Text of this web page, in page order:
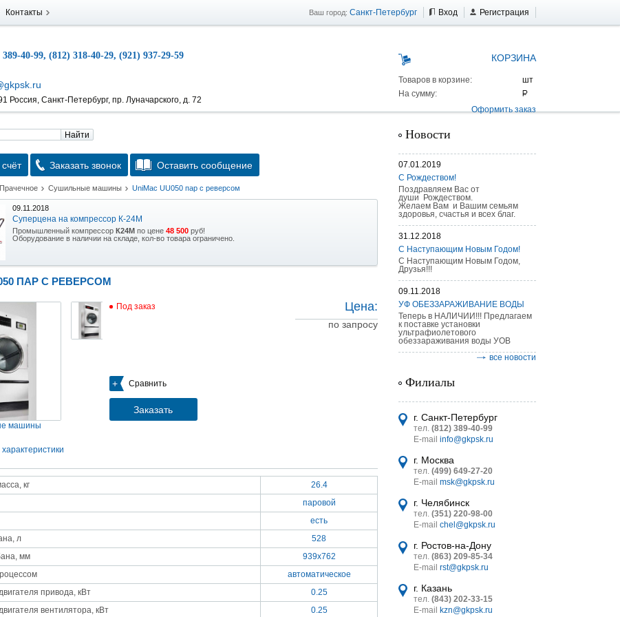
Контакты Ваш город: Санкт-Петербург Вход Регистрация
389-40-99, (812) 318-40-29, (921) 937-29-59
Россия, Санкт-Петербург, пр. Луначарского, д. 72
КОРЗИНА
Товаров в корзине:
На сумму:
Оформить заказ
Найти
Заказать звонок Оставить сообщение
Прачечное Сушильные машины UniMac UU050 пар с реверсом
09.11.2018
Суперцена на компрессор К-24М
Промышленный компрессор К24М по цене 48 500 руб!
Оборудование в наличии на складе, кол-во товара ограничено.
15.10.2018
Уникальная возможность приобрести (в наличии на складе) тележку гидравлическую AS 25 г/п
05.09.2018
Новое поступление на склад насосов
Насосы Calpeda в НАЛИЧИИ
https://www.1nasos.ru/vodosnabzhenie-otoplenie/calpeda-mxh-203e
насосы НБУ без торговой наценки!
насосов НБУ 700-02 на склад в Спб. Купите сегодня по цене производителя!
бочковой универсальный НБУ 700-02 предназначен для перекачивания пищевых растительных
из бочек и других емкостей и соответствует государственным санитарно-эпидемеологическим
и нормам.
15.01.2018
Оборудование в наличии на складе!!! Цены фиксированы!
03.03.2017
Акция на Пневмонагнетатель ТОПОЛЬ 300 ТРАНСМИКС и Растворосмеситель
Растворосмеситель СКАУТ MINI
Товар имеется в наличии на складе.
28.02.2017
Наклонный подъемник Minor Escalera по цене 2014 года
Оборудование в наличии на складе.
Стоимость 260 000 руб!
ПАР С РЕВЕРСОМ
Под заказ
Сравнить
Заказать
Цена:
по запросу
машины
кг
26.4
паровой
есть
л
528
мм
939x762
автоматическое
привода, кВт
0.25
вентилятора, кВт
0.25
Новости
07.01.2019
С Рождеством!
Поздравляем Вас от
души Рождеством.
Желаем Вам и Вашим семьям
здоровья, счастья и всех благ.
31.12.2018
С Наступающим Новым Годом!
С Наступающим Новым Годом,
Друзья!!!
09.11.2018
УФ ОБЕЗЗАРАЖИВАНИЕ ВОДЫ
Теперь в НАЛИЧИИ!!! Предлагаем
к поставке установки
ультрафиолетового
обеззараживания воды УОВ
все новости
Филиалы
г. Санкт-Петербург
тел. (812) 389-40-99
E-mail info@gkpsk.ru
г. Москва
тел. (499) 649-27-20
E-mail msk@gkpsk.ru
г. Челябинск
тел. (351) 220-98-00
E-mail chel@gkpsk.ru
г. Ростов-на-Дону
тел. (863) 209-85-34
E-mail rst@gkpsk.ru
г. Казань
тел. (843) 202-33-15
E-mail
kzn@gkpsk.ru